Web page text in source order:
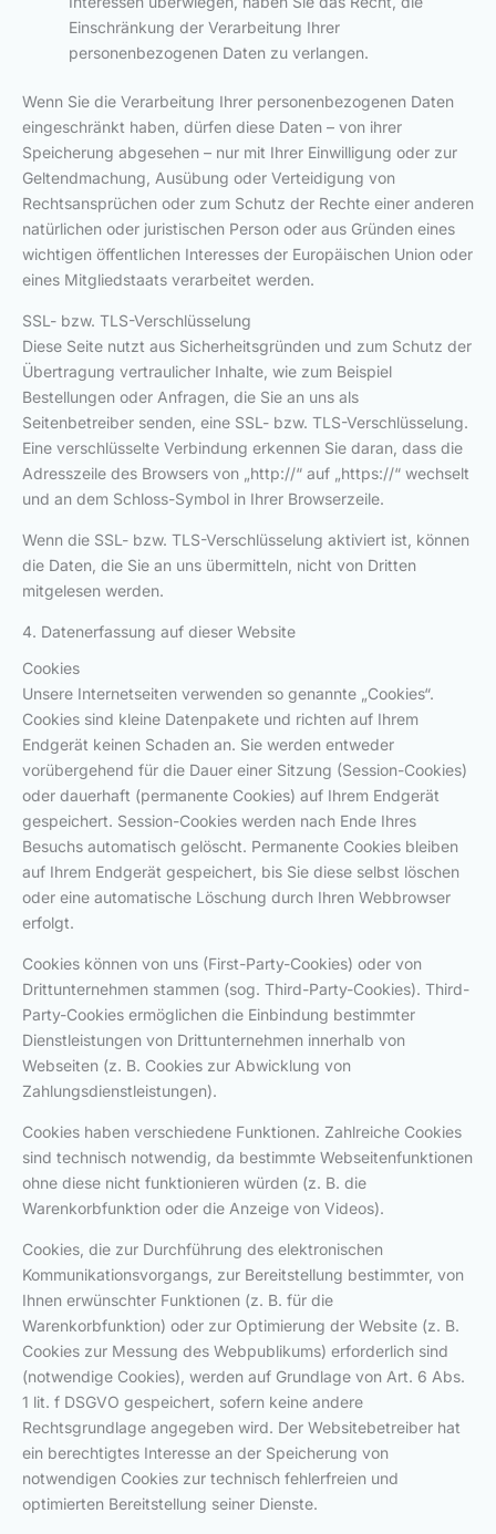
Einschränkung der Verarbeitung Ihrer
personenbezogenen Daten zu verlangen.
Wenn Sie die Verarbeitung Ihrer personenbezogenen Daten
eingeschränkt haben, dürfen diese Daten – von ihrer
Speicherung abgesehen – nur mit Ihrer Einwilligung oder zur
Geltendmachung, Ausübung oder Verteidigung von
Rechtsansprüchen oder zum Schutz der Rechte einer anderen
natürlichen oder juristischen Person oder aus Gründen eines
wichtigen öffentlichen Interesses der Europäischen Union oder
eines Mitgliedstaats verarbeitet werden.
SSL- bzw. TLS-Verschlüsselung
Diese Seite nutzt aus Sicherheitsgründen und zum Schutz der
Übertragung vertraulicher Inhalte, wie zum Beispiel
Bestellungen oder Anfragen, die Sie an uns als
Seitenbetreiber senden, eine SSL- bzw. TLS-Verschlüsselung.
Eine verschlüsselte Verbindung erkennen Sie daran, dass die
Adresszeile des Browsers von „http://“ auf „https://“ wechselt
und an dem Schloss-Symbol in Ihrer Browserzeile.
Wenn die SSL- bzw. TLS-Verschlüsselung aktiviert ist, können
die Daten, die Sie an uns übermitteln, nicht von Dritten
mitgelesen werden.
4. Datenerfassung auf dieser Website
Cookies
Unsere Internetseiten verwenden so genannte „Cookies“.
Cookies sind kleine Datenpakete und richten auf Ihrem
Endgerät keinen Schaden an. Sie werden entweder
vorübergehend für die Dauer einer Sitzung (Session-Cookies)
oder dauerhaft (permanente Cookies) auf Ihrem Endgerät
gespeichert. Session-Cookies werden nach Ende Ihres
Besuchs automatisch gelöscht. Permanente Cookies bleiben
auf Ihrem Endgerät gespeichert, bis Sie diese selbst löschen
oder eine automatische Löschung durch Ihren Webbrowser
erfolgt.
Cookies können von uns (First-Party-Cookies) oder von
Drittunternehmen stammen (sog. Third-Party-Cookies). Third-
Party-Cookies ermöglichen die Einbindung bestimmter
Dienstleistungen von Drittunternehmen innerhalb von
Webseiten (z. B. Cookies zur Abwicklung von
Zahlungsdienstleistungen).
Cookies haben verschiedene Funktionen. Zahlreiche Cookies
sind technisch notwendig, da bestimmte Webseitenfunktionen
ohne diese nicht funktionieren würden (z. B. die
Warenkorbfunktion oder die Anzeige von Videos).
Cookies, die zur Durchführung des elektronischen
Kommunikationsvorgangs, zur Bereitstellung bestimmter, von
Ihnen erwünschter Funktionen (z. B. für die
Warenkorbfunktion) oder zur Optimierung der Website (z. B.
Cookies zur Messung des Webpublikums) erforderlich sind
(notwendige Cookies), werden auf Grundlage von Art. 6 Abs.
1 lit. f DSGVO gespeichert, sofern keine andere
Rechtsgrundlage angegeben wird. Der Websitebetreiber hat
ein berechtigtes Interesse an der Speicherung von
notwendigen Cookies zur technisch fehlerfreien und
optimierten Bereitstellung seiner Dienste.